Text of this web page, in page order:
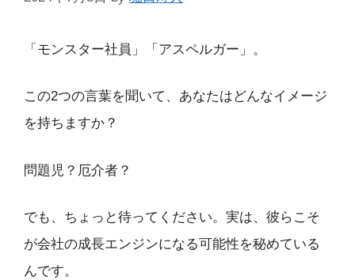
「モンスター社員」「アスペルガー」。
この2つの言葉を聞いて、あなたはどんなイメージ
を持ちますか？
問題児？厄介者？
でも、ちょっと待ってください。実は、彼らこそ
が会社の成長エンジンになる可能性を秘めている
んです。